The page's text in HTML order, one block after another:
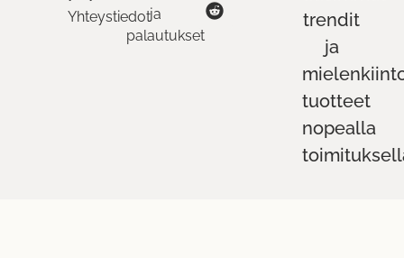
Yhteystiedotja
palautukset
trendit
ja
tuotteet
nopealla